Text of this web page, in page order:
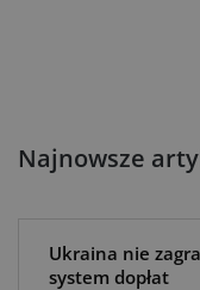
Najnowsze
Ukraina nie
system dopłat